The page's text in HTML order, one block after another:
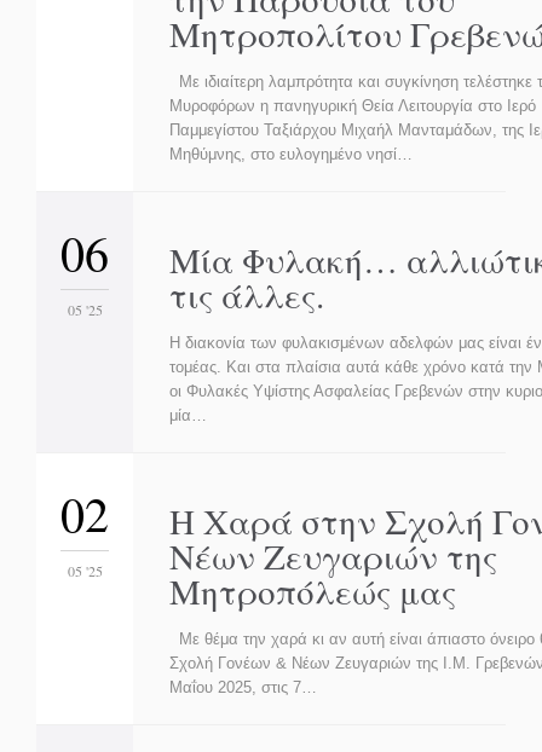
Μητροπολίτου
Με ιδιαίτερη λαμπρότητα και συγκίνηση
Μυροφόρων η πανηγυρική Θεία Λειτουργία στο
Παμμεγίστου Ταξιάρχου Μιχαήλ Μανταμάδων, της
Μηθύμνης, στο ευλογημένο νησί…
06
05 '25
Μία Φυλακή…
τις άλλες.
Η διακονία των φυλακισμένων αδελφών μας είναι
τομέας. Και στα πλαίσια αυτά κάθε χρόνο κατά
οι Φυλακές Υψίστης Ασφαλείας Γρεβενών στην
μία…
02
05 '25
Η Χαρά στην Σχολή
Νέων Ζευγαριών της
Μητροπόλεώς μας
Με θέμα την χαρά κι αν αυτή είναι άπιαστο όνειρο
Σχολή Γονέων & Νέων Ζευγαριών της Ι.Μ.
Μαΐου 2025, στις 7…